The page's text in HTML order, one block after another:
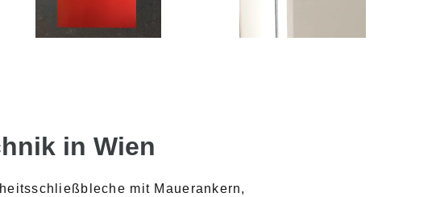
in Wien
mit Mauerankern,